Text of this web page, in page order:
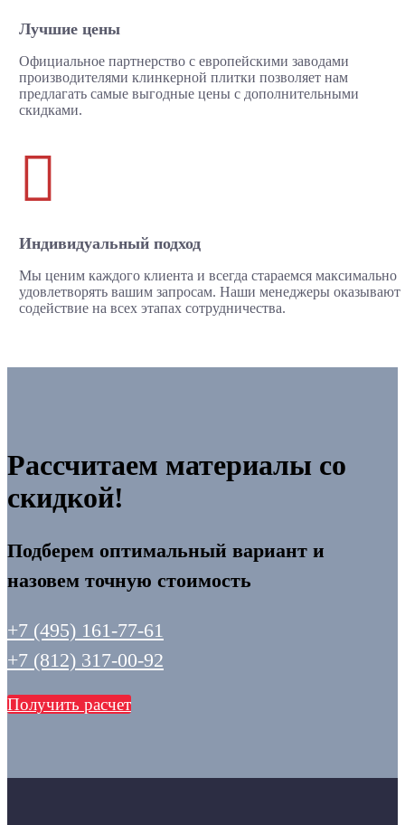
Лучшие цены
Официальное партнерство с европейскими заводами
производителями клинкерной плитки позволяет нам
предлагать самые выгодные цены с дополнительными
скидками.

Индивидуальный подход
Мы ценим каждого клиента и всегда стараемся максимально
удовлетворять вашим запросам. Наши менеджеры оказывают
содействие на всех этапах сотрудничества.
Рассчитаем материалы со
скидкой!
Подберем оптимальный вариант и
назовем точную стоимость
+7 (495) 161-77-61
+7 (812) 317-00-92
Получить расчет